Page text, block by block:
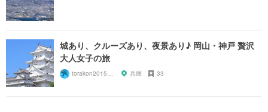
城あり、クルーズあり、夜景あり♪ 岡山・神戸 贅沢
大人女子の旅
torakon20150801 兵庫 33